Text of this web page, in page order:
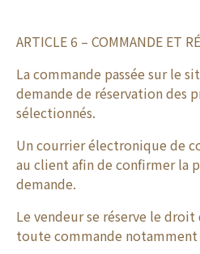
ARTICLE 6 – COMMANDE ET
La commande passée sur le
demande de réservation des
sélectionnés.
Un courrier électronique de
au client afin de confirmer la
demande.
Le vendeur se réserve le
toute commande notamment